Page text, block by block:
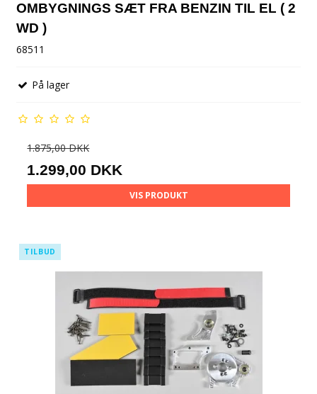
OMBYGNINGS SÆT FRA BENZIN TIL EL ( 2
WD )
68511
På lager
1.875,00 DKK
1.299,00 DKK
VIS PRODUKT
TILBUD